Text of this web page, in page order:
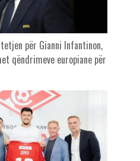
për Gianni Infantinon,
qëndrimeve europiane për